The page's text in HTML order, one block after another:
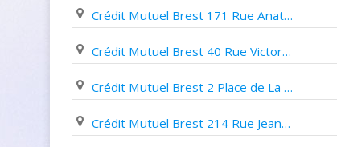
Crédit Mutuel Brest 171 Rue Anatole France
Crédit Mutuel Brest 40 Rue Victor Eusen
Crédit Mutuel Brest 2 Place de La Liberté
Crédit Mutuel Brest 214 Rue Jean Jaurès